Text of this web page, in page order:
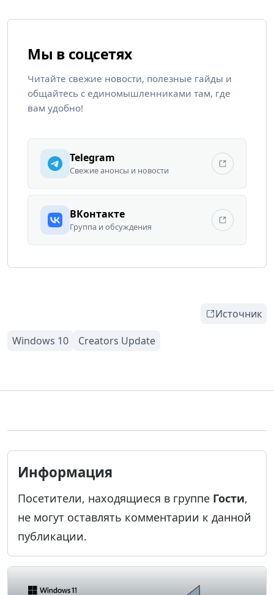
Мы в соцсетях
Читайте свежие новости, полезные гайды и
общайтесь с единомышленниками там, где
вам удобно!
Telegram
Свежие анонсы и новости
ВКонтакте
Группа и обсуждения
Источник
Информация
Посетители, находящиеся в группе Гости,
не могут оставлять комментарии к данной
публикации.